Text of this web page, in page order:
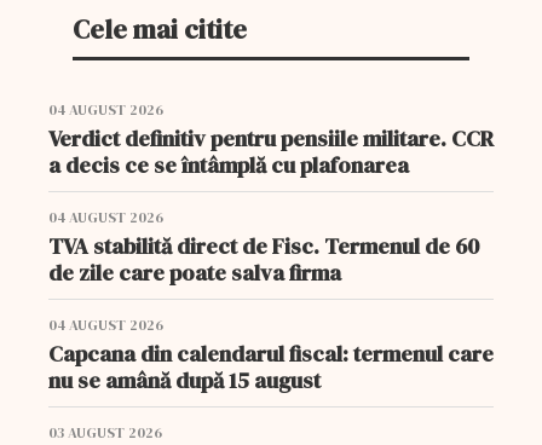
Cele mai citite
04 AUGUST 2026
Verdict definitiv pentru pensiile militare. CCR
a decis ce se întâmplă cu plafonarea
04 AUGUST 2026
TVA stabilită direct de Fisc. Termenul de 60
de zile care poate salva firma
04 AUGUST 2026
Capcana din calendarul fiscal: termenul care
nu se amână după 15 august
03 AUGUST 2026